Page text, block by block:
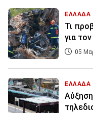
ΕΛΛΑΔΑ
Τι
για
05
ΕΛΛΑΔΑ